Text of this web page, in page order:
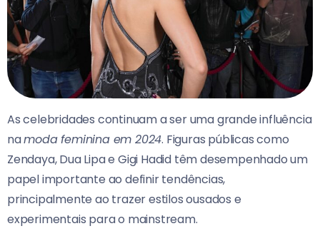
As celebridades continuam a ser uma grande influência
namoda feminina em 2024. Figuras públicas como
Zendaya, Dua Lipa e Gigi Hadid têm desempenhado um
papel importante ao definir tendências,
principalmente ao trazer estilos ousados e
experimentais para o mainstream.